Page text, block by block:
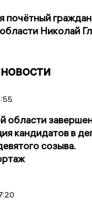
почётный
Николай
области
кандидатов в
созыва.